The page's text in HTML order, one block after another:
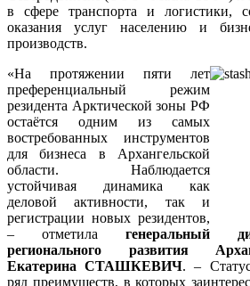
в сфере транспорта и логистики,
оказания услуг населению и
производств.
«На протяжении пяти лет
преференциальный режим
резидента Арктической зоны РФ
остаётся одним из самых
востребованных инструментов
для бизнеса в Архангельской
области. Наблюдается
устойчивая динамика как
деловой активности, так и
регистрации новых резидентов,
– отметила генеральный
регионального развития
Екатерина СТАШКЕВИЧ. –
ряд преимуществ, в которых